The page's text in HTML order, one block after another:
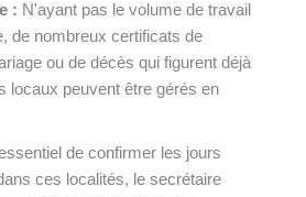
: N'ayant pas le volume de travail
de nombreux certificats de
ou de décès qui figurent déjà
locaux peuvent être gérés en
de confirmer les jours
ces localités, le secrétaire